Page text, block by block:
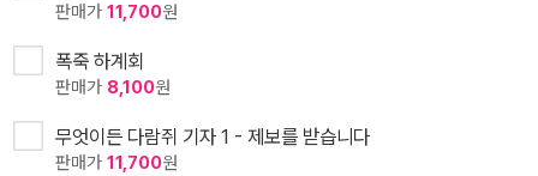
판매가 11,700원
폭죽 하계회
판매가 8,100원
무엇이든 다람쥐 기자 1 - 제보를 받습니다
판매가 11,700원